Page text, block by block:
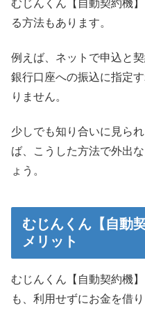
むじんくん【自動契約機
る方法もあります。
例えば、ネットで申込と
銀行口座への振込に指定
りません。
少しでも知り合いに見ら
ば、こうした方法で外出
ょう。
むじんくん【自動
メリット
むじんくん【自動契約機
も、利用せずにお金を借り